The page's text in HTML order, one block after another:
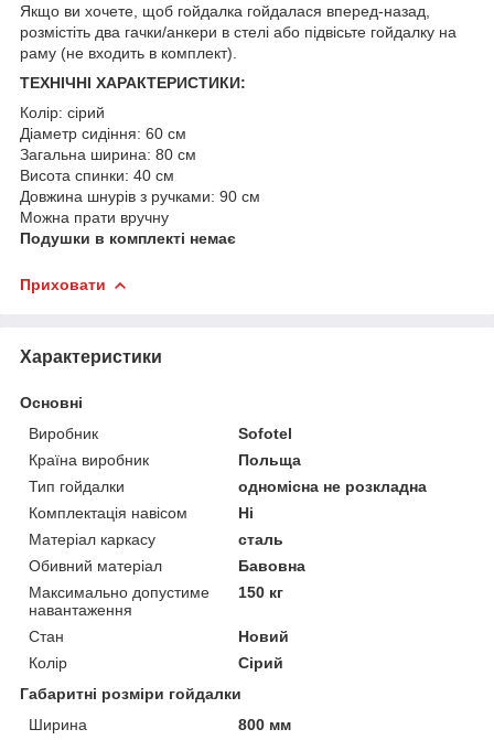
Якщо ви хочете, щоб гойдалка гойдалася вперед-назад,
розмістіть два гачки/анкери в стелі або підвісьте гойдалку на
раму (не входить в комплект).
ТЕХНІЧНІ ХАРАКТЕРИСТИКИ:
Колір: сірий
Діаметр сидіння: 60 см
Загальна ширина: 80 см
Висота спинки: 40 см
Довжина шнурів з ручками: 90 см
Можна прати вручну
Подушки в комплекті немає
Приховати
Характеристики
Основні
Виробник
Sofotel
Країна виробник
Польща
Тип гойдалки
одномісна не розкладна
Комплектація навісом
Ні
Матеріал каркасу
сталь
Обивний матеріал
Бавовна
Максимально допустиме
навантаження
150 кг
Стан
Новий
Колір
Сірий
Габаритні розміри гойдалки
Ширина
800 мм